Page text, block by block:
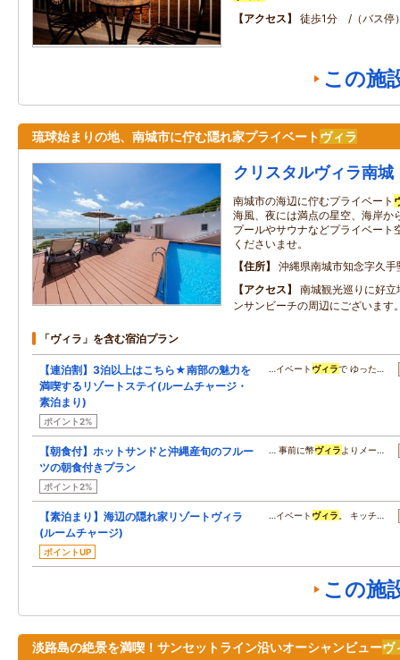
アクセス
徒歩1分 /（バス停
この施
琉球始まりの地、南城市に佇む隠れ家プライベートヴィラ
クリスタルヴィラ南城
南城市の海辺に佇むプライベート
海風、夜には満点の星空、海岸か
プールやサウナなどプライベート
くださいませ。
住所
沖縄県南城市知念字久手
アクセス
南城観光巡りに好
ンサンビーチの周辺にございます
「ヴィラ」を含む宿泊プラン
【連泊割】3泊以上はこちら★南部の魅力を
満喫するリゾートステイ(ルームチャージ・
素泊まり)
ポイント2%
…イベート ヴィラで ゆった…
【朝食付】ホットサンドと沖縄産旬のフルー
ツの朝食付きプラン
ポイント2%
… 事前に幣ヴィラ よりメー…
【素泊まり】海辺の隠れ家リゾートヴィラ
(ルームチャージ)
ポイントUP
…イベート ヴィラ 。 キッチ…
この施
淡路島の絶景を満喫！サンセットライン沿いオーシャンビューヴ